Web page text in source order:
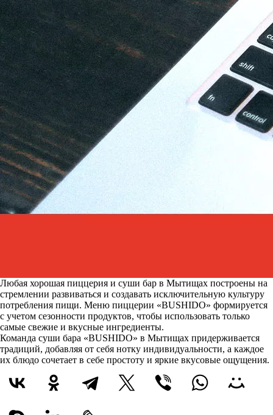
Любая хорошая пиццерия и суши бар в Мытищах построены на
стремлении развиваться и создавать исключительную культуру
потребления пищи. Меню пиццерии «BUSHIDO» формируется
с учетом сезонности продуктов, чтобы использовать только
самые свежие и вкусные ингредиенты.
Команда суши бара «BUSHIDO» в Мытищах придерживается
традиций, добавляя от себя нотку индивидуальности, а каждое
их блюдо сочетает в себе простоту и яркие вкусовые ощущения.